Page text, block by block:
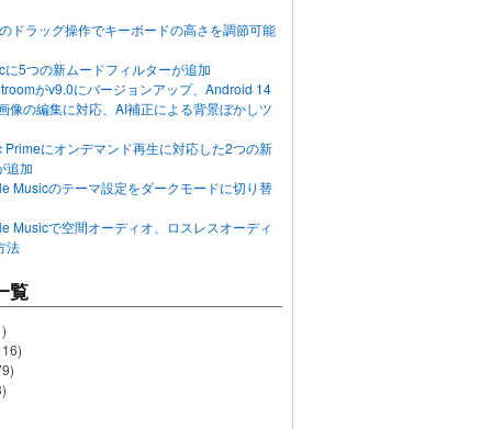
ドラッグ操作でキーボードの高さを調節可能
に5つの新ムードフィルターが追加
がv9.0にバージョンアップ、Android 14
像の編集に対応、AI補正による背景ぼかしツ
Primeにオンデマンド再生に対応した2つの新
追加
Musicのテーマ設定をダークモードに切り替
Musicで空間オーディオ、ロスレスオーディ
法
覧